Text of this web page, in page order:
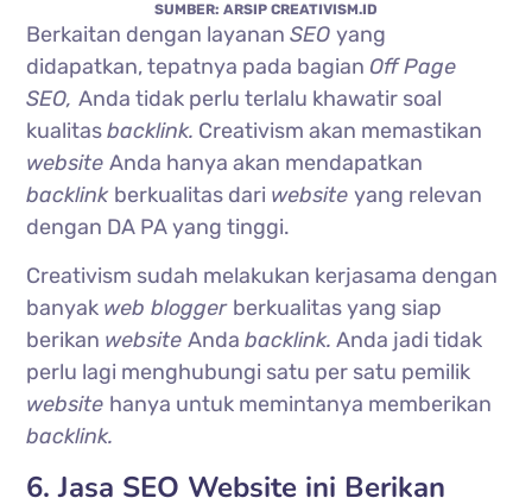
SUMBER: ARSIP CREATIVISM.ID
Berkaitan dengan layananSEOyang
didapatkan, tepatnya pada bagian Off Page
SEO,Anda tidak perlu terlalu khawatir soal
kualitasbacklink. Creativism akan memastikan
websiteAnda hanya akan mendapatkan
backlink berkualitas dari websiteyang relevan
dengan DA PA yang tinggi.
Creativism sudah melakukan kerjasama dengan
banyak web blogger berkualitas yang siap
berikan websiteAndabacklink. Anda jadi tidak
perlu lagi menghubungi satu per satu pemilik
website hanya untuk memintanya memberikan
backlink.
6. Jasa SEO Website ini Berikan